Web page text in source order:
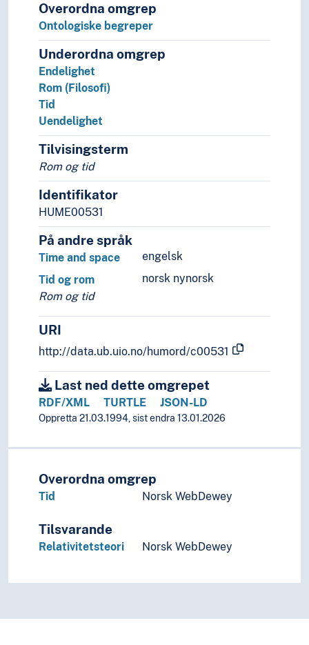
Agentivitet
Aspekt (Grammatikk)
Bestemthet (Lingvistikk)
Ergativitet
Fraseologi
Føringsbasert grammatikk
Inkorporering (Lingvistikk)
Interferens
Kausativitet
Komparasjon (Grammatikk)
Kvantifisering (Lingvistikk)
Linearitet (Lingvistikk)
Markerthet (Lingvistikk)
Modalitet (Grammatikk)
Modularitet (Grammatikk)
Morfologi (Lingvistikk)
Morfosyntaks
Negasjon
Ordklasser
Polaritet (Grammatikk)
Possessiv
Pragmatikk
Redundans
Regelmessighet (Lingvistikk)
Relativisering
Resiproke konstruksjoner
(semantikk etter type)
Aksjonsart (Grammatikk)
Kognitive begreper
Overordna omgrep
Ontologiske begreper
Underordna omgrep
Endelighet
Rom (Filosofi)
Tid
Uendelighet
Tilvisingsterm
Rom og tid
Identifikator
HUME00531
På andre språk
engelsk
Time and space
norsk nynorsk
Tid og rom
Rom og tid
URI
http://data.ub.uio.no/humord/c00531
Last ned dette omgrepet
RDF/XML TURTLE JSON-LD
Oppretta 21.03.1994, sist endra 13.01.2026
Overordna omgrep
Tid Norsk WebDewey
Tilsvarande
Relativitetsteori Norsk WebDewey